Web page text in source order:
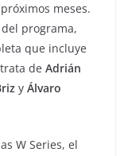
meses.
programa,
que incluye
de Adrián
y Álvaro
W Series, el